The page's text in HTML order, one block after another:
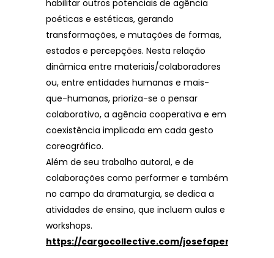
habilitar outros potenciais de agência
poéticas e estéticas, gerando
transformações, e mutações de formas,
estados e percepções. Nesta relação
dinâmica entre materiais/colaboradores
ou, entre entidades humanas e mais-
que-humanas, prioriza-se o pensar
colaborativo, a agência cooperativa e em
coexistência implicada em cada gesto
coreográfico.
Além de seu trabalho autoral, e de
colaborações como performer e também
no campo da dramaturgia, se dedica a
atividades de ensino, que incluem aulas e
workshops.
https://cargocollective.com/josefapereira